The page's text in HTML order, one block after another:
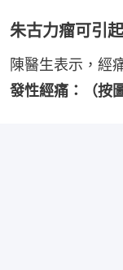
朱古力瘤可引
陳醫生表示，經
發性經痛：（按圖